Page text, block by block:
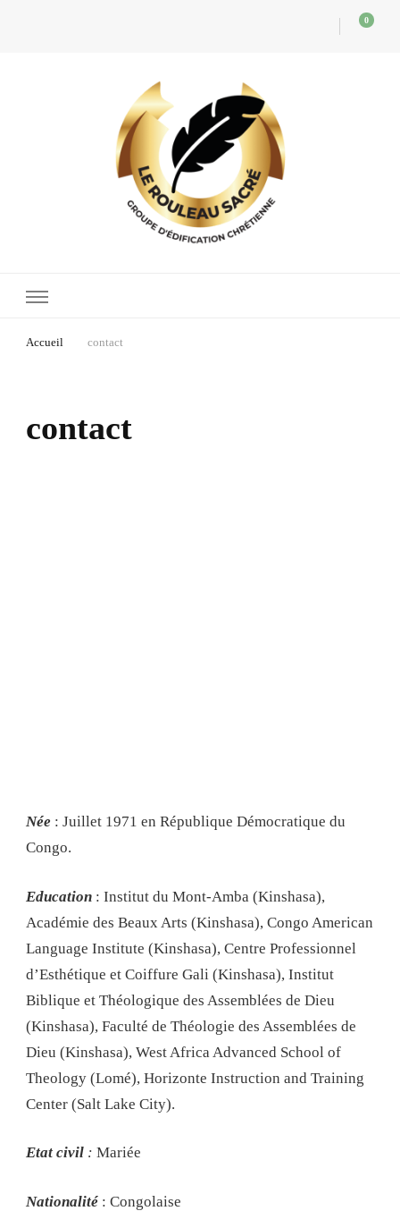
0
Accueil contact
contact
Née : Juillet 1971 en République Démocratique du
Congo.
Education : Institut du Mont-Amba (Kinshasa),
Académie des Beaux Arts (Kinshasa), Congo American
Language Institute (Kinshasa), Centre Professionnel
d’Esthétique et Coiffure Gali (Kinshasa), Institut
Biblique et Théologique des Assemblées de Dieu
(Kinshasa), Faculté de Théologie des Assemblées de
Dieu (Kinshasa), West Africa Advanced School of
Theology (Lomé), Horizonte Instruction and Training
Center (Salt Lake City).
Etat civil : Mariée
Nationalité : Congolaise